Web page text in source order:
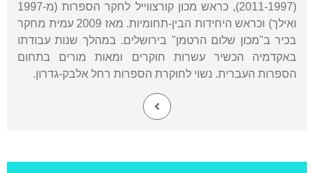
(2011-1997), כראש מכון קורצווייל לחקר הספרות (מ-1997
ואילך) וכראש היחידות הבין-תחומיות. מאז 2009 עמית מחקר
בכיר ב"מכון שלום הרטמן" בירושלים. במהלך שנות עבודתו
באקדמיה הכשיר עשרות חוקרים ומאות מורים בתחום
הספרות העברית. נשוי לחוקרת הספרות רחל אלבק-גדרון.